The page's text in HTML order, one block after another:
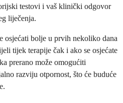
testovi i vaš klinički odgovor
liječenja.
osjećati bolje u prvih nekoliko dana
tijek terapije čak i ako se osjećate
prerano može omogućiti
razviju otpornost, što će buduće